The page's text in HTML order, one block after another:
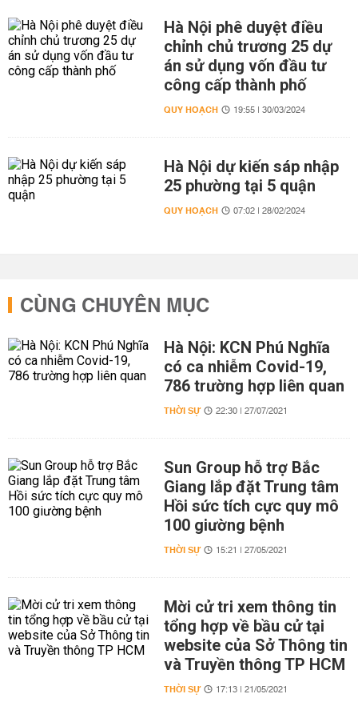
Hà Nội phê duyệt điều
chỉnh chủ trương 25 dự
án sử dụng vốn đầu tư
công cấp thành phố
QUY HOẠCH 19:55 | 30/03/2024
Hà Nội dự kiến sáp nhập
25 phường tại 5 quận
QUY HOẠCH 07:02 | 28/02/2024
CÙNG CHUYÊN MỤC
Hà Nội: KCN Phú Nghĩa
có ca nhiễm Covid-19,
786 trường hợp liên quan
THỜI SỰ 22:30 | 27/07/2021
Sun Group hỗ trợ Bắc
Giang lắp đặt Trung tâm
Hồi sức tích cực quy mô
100 giường bệnh
THỜI SỰ 15:21 | 27/05/2021
Mời cử tri xem thông tin
tổng hợp về bầu cử tại
website của Sở Thông tin
và Truyền thông TP HCM
THỜI SỰ 17:13 | 21/05/2021